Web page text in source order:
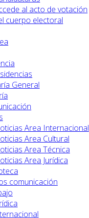
al acto de votación
cuerpo electoral
General
Area Internacional
Area Cultural
Area Técnica
Area Jurídica
comunicación